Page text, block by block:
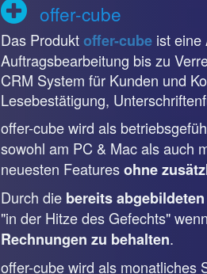
offer-cube
Das Produktoffer-cubeist eine
Auftragsbearbeitung bis zu
CRM System für Kunden und
Lesebestätigung,
offer-cube wird als
sowohl am PC & Mac als auch
neuesten Featuresohne
Durch die bereits
"in der Hitze des Gefechts"
Rechnungen zu behalten.
offer-cube wird als monatliches